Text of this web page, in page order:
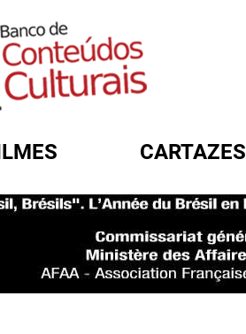
CARTAZES
FORMULÁRIO DE BUSCA